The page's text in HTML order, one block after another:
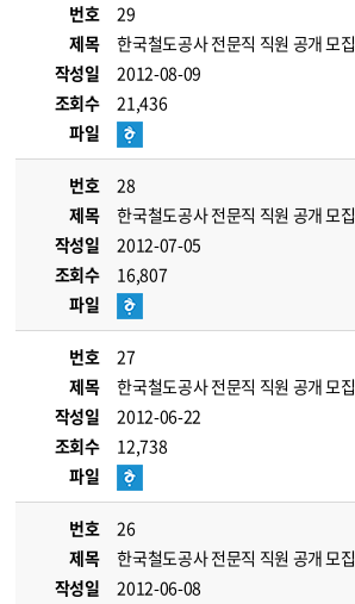
번호
29
제목
한국철도공사 전문직 직원 공개 모집
작성일
2012-08-09
조회수
21,436
파일
번호
28
제목
한국철도공사 전문직 직원 공개 모집
작성일
2012-07-05
조회수
16,807
파일
번호
27
제목
한국철도공사 전문직 직원 공개 모집
작성일
2012-06-22
조회수
12,738
파일
번호
26
제목
한국철도공사 전문직 직원 공개 모집
작성일
2012-06-08